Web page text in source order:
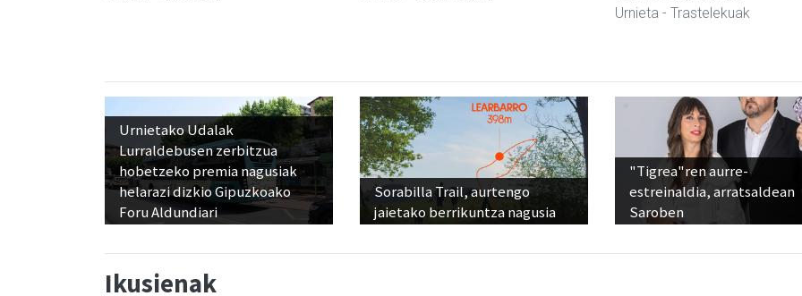
Urnieta - Trastelekuak
Urnietako Udalak
Lurraldebusen zerbitzua
hobetzeko premia nagusiak
helarazi dizkio Gipuzkoako
Foru Aldundiari
Sorabilla Trail, aurtengo
jaietako berrikuntza nagusia
"Tigrea"ren aurre-
estreinaldia, arratsaldean
Saroben
Ikusienak